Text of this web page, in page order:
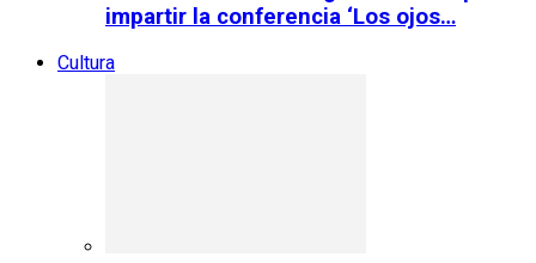
impartir la conferencia ‘Los ojos…
Cultura